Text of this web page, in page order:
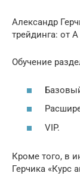
Александр
трейдинга: от
Обучение
VIP.
Кроме того, в
Герчика «Курс